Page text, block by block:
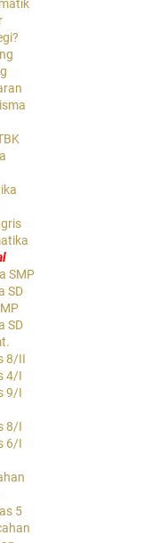
SMP
SD
SD
8/II
4/I
9/I
8/I
6/I
5